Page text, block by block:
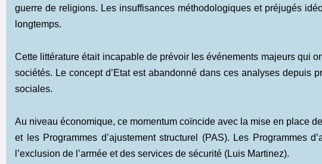
guerre de religions. Les insuffisances méthodologiques et préjugés
longtemps.
Cette littérature était incapable de prévoir les événements majeurs qui
sociétés. Le concept d’Etat est abandonné dans ces analyses depuis
sociales.
Au niveau économique, ce momentum coïncide avec la mise en place
et les Programmes d’ajustement structurel (PAS). Les Programmes
l’exclusion de l’armée et des services de sécurité (Luis Martinez).